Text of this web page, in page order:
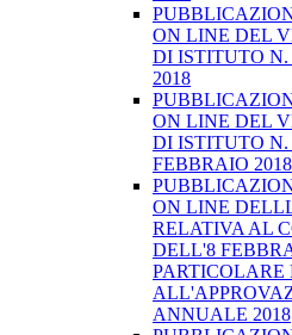
ON LINE DEL
DI ISTITUTO N.
2018
ON LINE DEL
DI ISTITUTO N.
FEBBRAIO 2018
ON LINE
RELATIVA AL
DELL'8
PARTICOLARE
ANNUALE 2018